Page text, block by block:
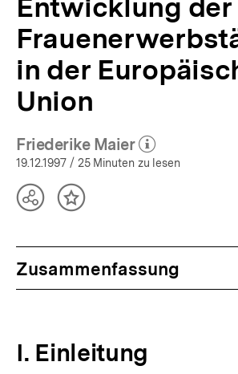
Entwicklung der
in der
Union
Friederike Maier
(Mehr zum Autor)
öffnen
19.12.1997 / 25 Minuten zu lesen
TeilenInhalt
Zusammenfassung
I. Einleitung